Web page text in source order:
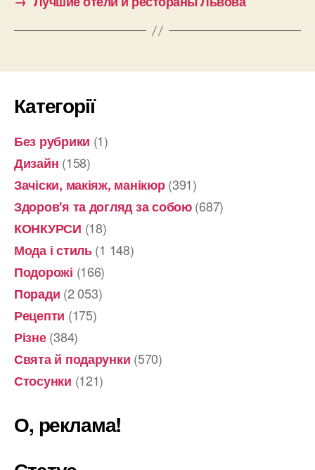
Категорії
Без рубрики (1)
Дизайн (158)
Зачіски, макіяж, манікюр(391)
Здоров'я та догляд за собою(687)
КОНКУРСИ (18)
Мода і стиль(1 148)
Подорожі (166)
Поради (2 053)
Рецепти (175)
Різне(384)
Свята й подарунки (570)
Стосунки (121)
О, реклама!